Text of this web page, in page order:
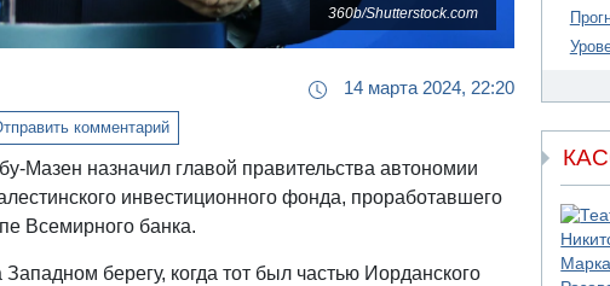
360b/Shutterstock.com
14 марта 2024, 22:20
комментарий
Мазен назначил главой правительства автономии
инвестиционного фонда, проработавшего
Всемирного банка.
берегу, когда тот был частью Иорданского
кровь
На
В